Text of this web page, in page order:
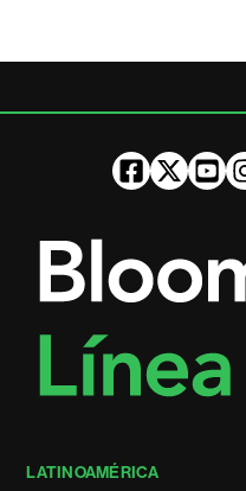
LATINOAMÉRICA